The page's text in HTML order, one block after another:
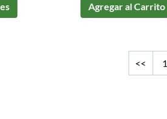
Agregar al Carrito
<< 1